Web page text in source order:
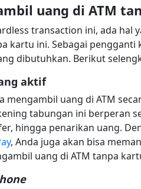
uang di ATM
transaction ini, ada hal
kartu ini. Sebagai
dibutuhkan. Berikut
aktif
mengambil uang di ATM
tabungan ini berperan
hingga penarikan uang.
, Anda juga akan bisa
uang di ATM tanpa